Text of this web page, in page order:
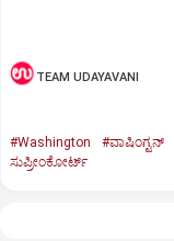
TEAM UDAYAVANI
#Washington #ವಾಷಿಂಗ್ಟನ್‌
ಸುಪ್ರೀಂಕೋರ್ಟ್‌